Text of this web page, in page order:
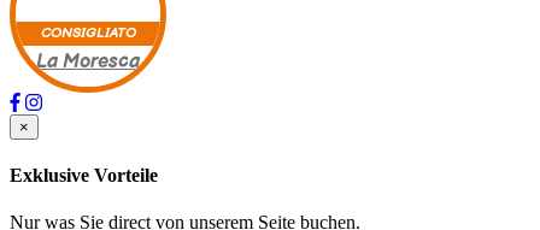
CONSIGLIATO
La Moresca
×
Exklusive Vorteile
Nur was Sie direct von unserem Seite buchen.